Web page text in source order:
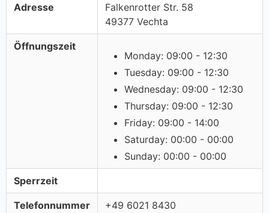
Adresse
Falkenrotter Str. 58
49377 Vechta
Öffnungszeit
Monday: 09:00 - 12:30
Tuesday: 09:00 - 12:30
Wednesday: 09:00 - 12:30
Thursday: 09:00 - 12:30
Friday: 09:00 - 14:00
Saturday: 00:00 - 00:00
Sunday: 00:00 - 00:00
Sperrzeit
Telefonnummer +49 6021 8430